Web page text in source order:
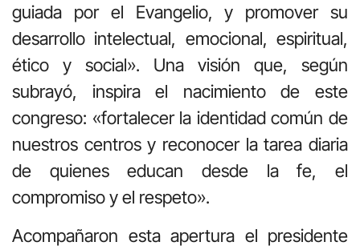
guiada por el Evangelio, y promover su
desarrollo intelectual, emocional, espiritual,
ético y social». Una visión que, según
subrayó, inspira el nacimiento de este
congreso: «fortalecer la identidad común de
nuestros centros y reconocer la tarea diaria
de quienes educan desde la fe, el
compromiso y el respeto».
Acompañaron esta apertura el presidente